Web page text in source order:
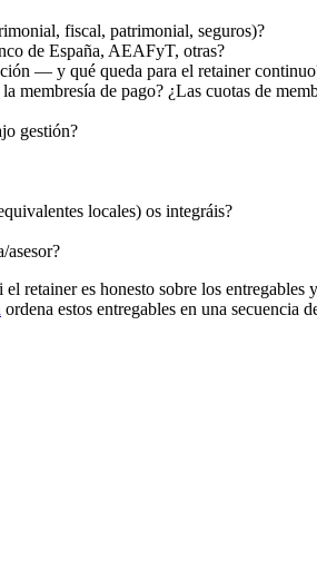
fiscal, patrimonial, seguros)?
de España, AEAFyT, otras?
— y qué queda para el retainer
de pago? ¿Las cuotas de
gestión?
locales) os integráis?
asesor?
retainer es honesto sobre los
ordena estos entregables en una secuencia